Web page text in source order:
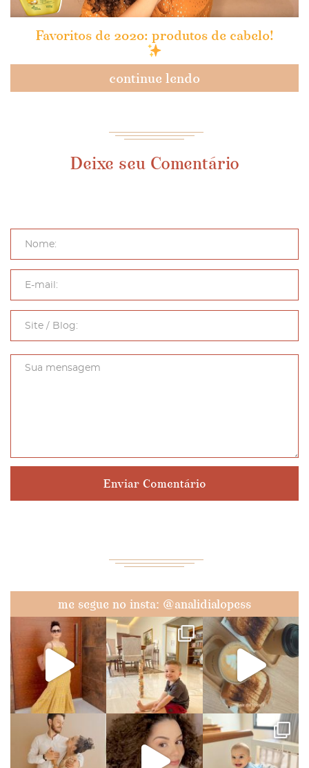
Favoritos de 2020: produtos de cabelo!
continue lendo
Deixe seu Comentário
me segue no insta: @analidialopess